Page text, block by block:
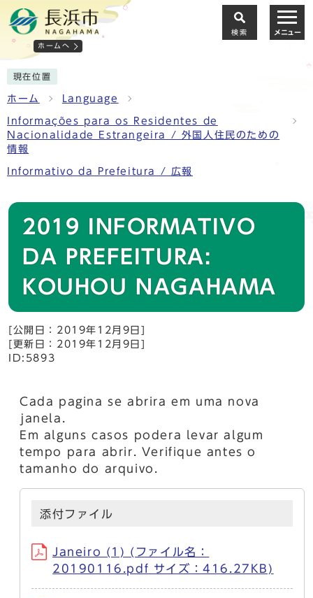
ホームへ
検索 メニュー
現在位置
ホーム Language
Informações para os Residentes de
Nacionalidade Estrangeira / 外国人住民のための
情報
Informativo da Prefeitura / 広報
2019 INFORMATIVO
DA PREFEITURA:
KOUHOU NAGAHAMA
[公開日：2019年12月9日]
[更新日：2019年12月9日]
ID:5893
Cada pagina se abrira em uma nova
janela.
Em alguns casos podera levar algum
tempo para abrir. Verifique antes o
tamanho do arquivo.
添付ファイル
Janeiro (1) (ファイル名：
20190116.pdf サイズ：416.27KB)